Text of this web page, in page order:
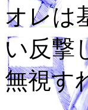
オレは
い反撃
無視す